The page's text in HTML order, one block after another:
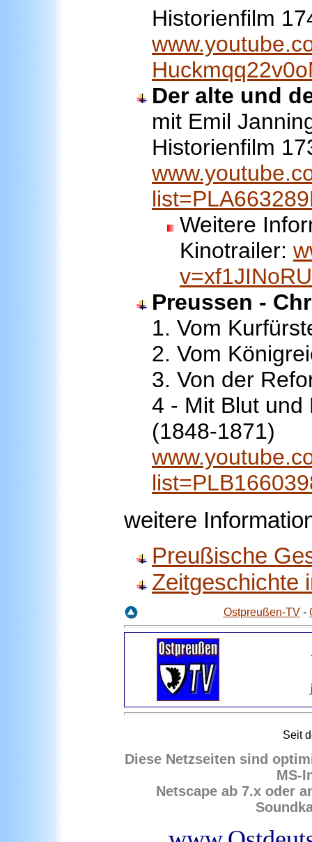
Historienfilm
Der alte und
mit Emil
Historienfilm
Weitere
Kinotrailer:
Preussen -
1. Vom
2. Vom
3. Von der
4 - Mit Blut und
(1848-1871)
weitere
Preußische
Zeitgeschichte
Ostpreußen-TV-
Seit
Diese Netzseiten sind
MS-
Netscape ab 7.x oder